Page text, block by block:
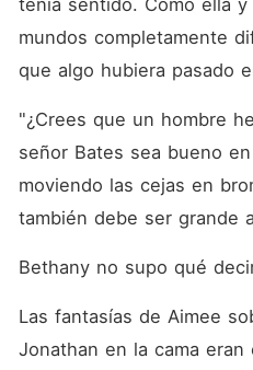
tenía sentido. Como ella
mundos completamente
que algo hubiera pasado
"¿Crees que un hombre
señor Bates sea bueno
moviendo las cejas en
también debe ser grande
Bethany no supo qué
Las fantasías de Aimee
Jonathan en la cama eran